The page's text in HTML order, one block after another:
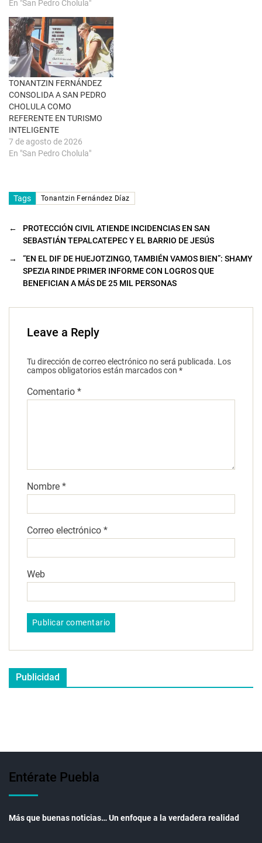
) u
n
a
v
e
n
t
a
n
a
n
u
e
v
a
)
En "San Pedro Cholula"
TONANTZIN FERNÁNDEZ
CONSOLIDA A SAN PEDRO
CHOLULA COMO
REFERENTE EN TURISMO
INTELIGENTE
7 de agosto de 2026
En "San Pedro Cholula"
Tags Tonantzin Fernández Díaz
←
PROTECCIÓN CIVIL ATIENDE INCIDENCIAS EN SAN
SEBASTIÁN TEPALCATEPEC Y EL BARRIO DE JESÚS
→
“EN EL DIF DE HUEJOTZINGO, TAMBIÉN VAMOS BIEN”: SHAMY
SPEZIA RINDE PRIMER INFORME CON LOGROS QUE
BENEFICIAN A MÁS DE 25 MIL PERSONAS
Leave a Reply
Tu dirección de correo electrónico no será publicada. Los
campos obligatorios están marcados con *
Comentario *
Nombre *
Correo electrónico *
Web
Publicidad
Entérate Puebla
Más que buenas noticias… Un enfoque a la verdadera realidad